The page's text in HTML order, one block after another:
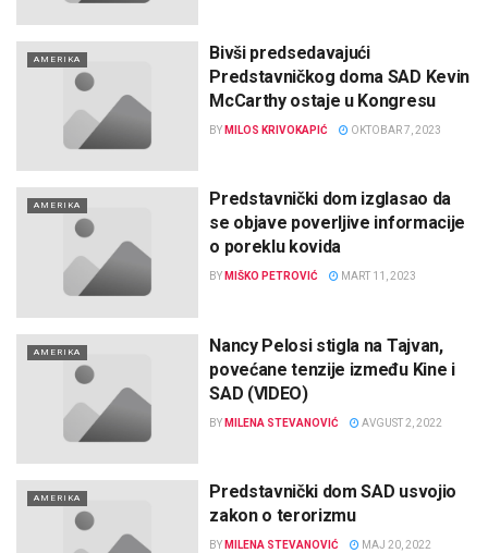
AMERIKA
Bivši predsedavajući
Predstavničkog doma SAD Kevin
McCarthy ostaje u Kongresu
BY MILOS KRIVOKAPIĆ OKTOBAR 7, 2023
AMERIKA
Predstavnički dom izglasao da
se objave poverljive informacije
o poreklu kovida
BY MIŠKO PETROVIĆ MART 11, 2023
AMERIKA
Nancy Pelosi stigla na Tajvan,
povećane tenzije između Kine i
SAD (VIDEO)
BY MILENA STEVANOVIĆ AVGUST 2, 2022
AMERIKA
Predstavnički dom SAD usvojio
zakon o terorizmu
BY MILENA STEVANOVIĆ MAJ 20, 2022